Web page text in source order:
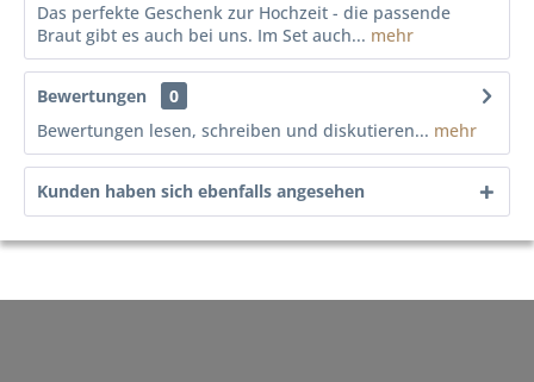
Das perfekte Geschenk zur Hochzeit - die passende
Braut gibt es auch bei uns. Im Set auch... mehr
Bewertungen
0
Bewertungen lesen, schreiben und diskutieren... mehr
Kunden haben sich ebenfalls angesehen